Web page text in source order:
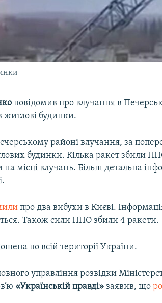
повідомив про влучання в
будинки.
районі влучання, за
будинки. Кілька ракет збили
місці влучань. Більш детальна
про два вибухи в Києві.
Також сили ППО збили 4 ракети.
по всій території України.
управління розвідки
«Українській правді» заявив, що